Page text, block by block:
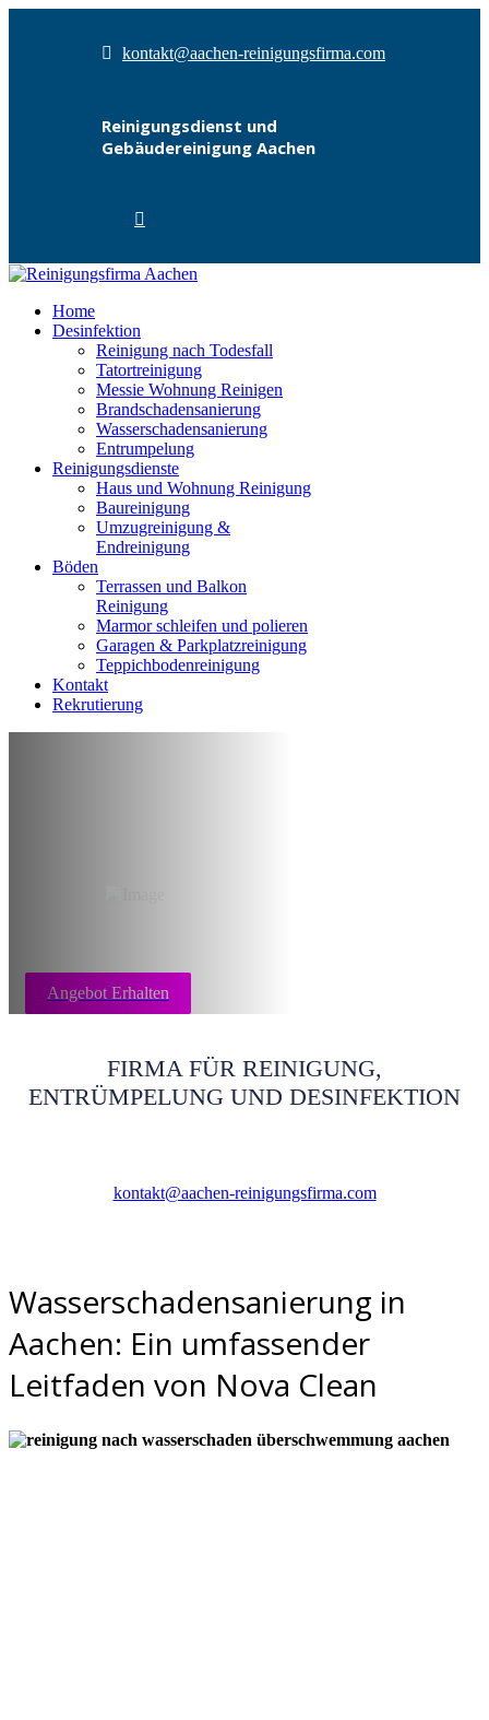
kontakt@aachen-reinigungsfirma.com
Reinigungsdienst und
Gebäudereinigung Aachen
Home
Desinfektion
Reinigung nach Todesfall
Tatortreinigung
Messie Wohnung Reinigen
Brandschadensanierung
Wasserschadensanierung
Entrumpelung
Reinigungsdienste
Haus und Wohnung Reinigung
Baureinigung
Umzugreinigung &
Endreinigung
Böden
Terrassen und Balkon
Reinigung
Marmor schleifen und polieren
Garagen & Parkplatzreinigung
Teppichbodenreinigung
Kontakt
Rekrutierung
Angebot Erhalten
FIRMA FÜR REINIGUNG,
ENTRÜMPELUNG UND DESINFEKTION
kontakt@aachen-reinigungsfirma.com
Wasserschadensanierung in
Aachen: Ein umfassender
Leitfaden von Nova Clean